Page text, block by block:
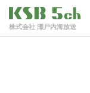
株式会社 瀬戸内海放送